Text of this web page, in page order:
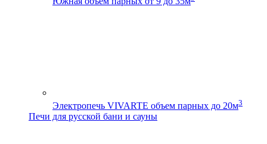
Электропечь VIVARTE объем парных до 20м3
Печи для русской бани и сауны